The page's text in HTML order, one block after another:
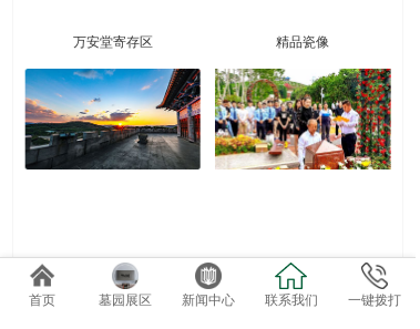
万安堂寄存区 精品瓷像
墓区维护收费标准 2022礼仪服务套系
首页 墓园展区 新闻中心 联系我们 一键拨打